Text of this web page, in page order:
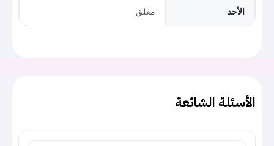
الأحد مغلق
الأسئلة الشائعة